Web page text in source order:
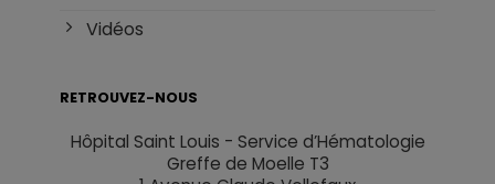
Vidéos
RETROUVEZ-NOUS
Hôpital Saint Louis - Service d’Hématologie
Greffe de Moelle T3